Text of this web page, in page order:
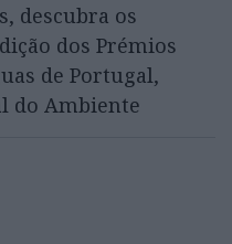
descubra os
dos Prémios
de Portugal,
do Ambiente